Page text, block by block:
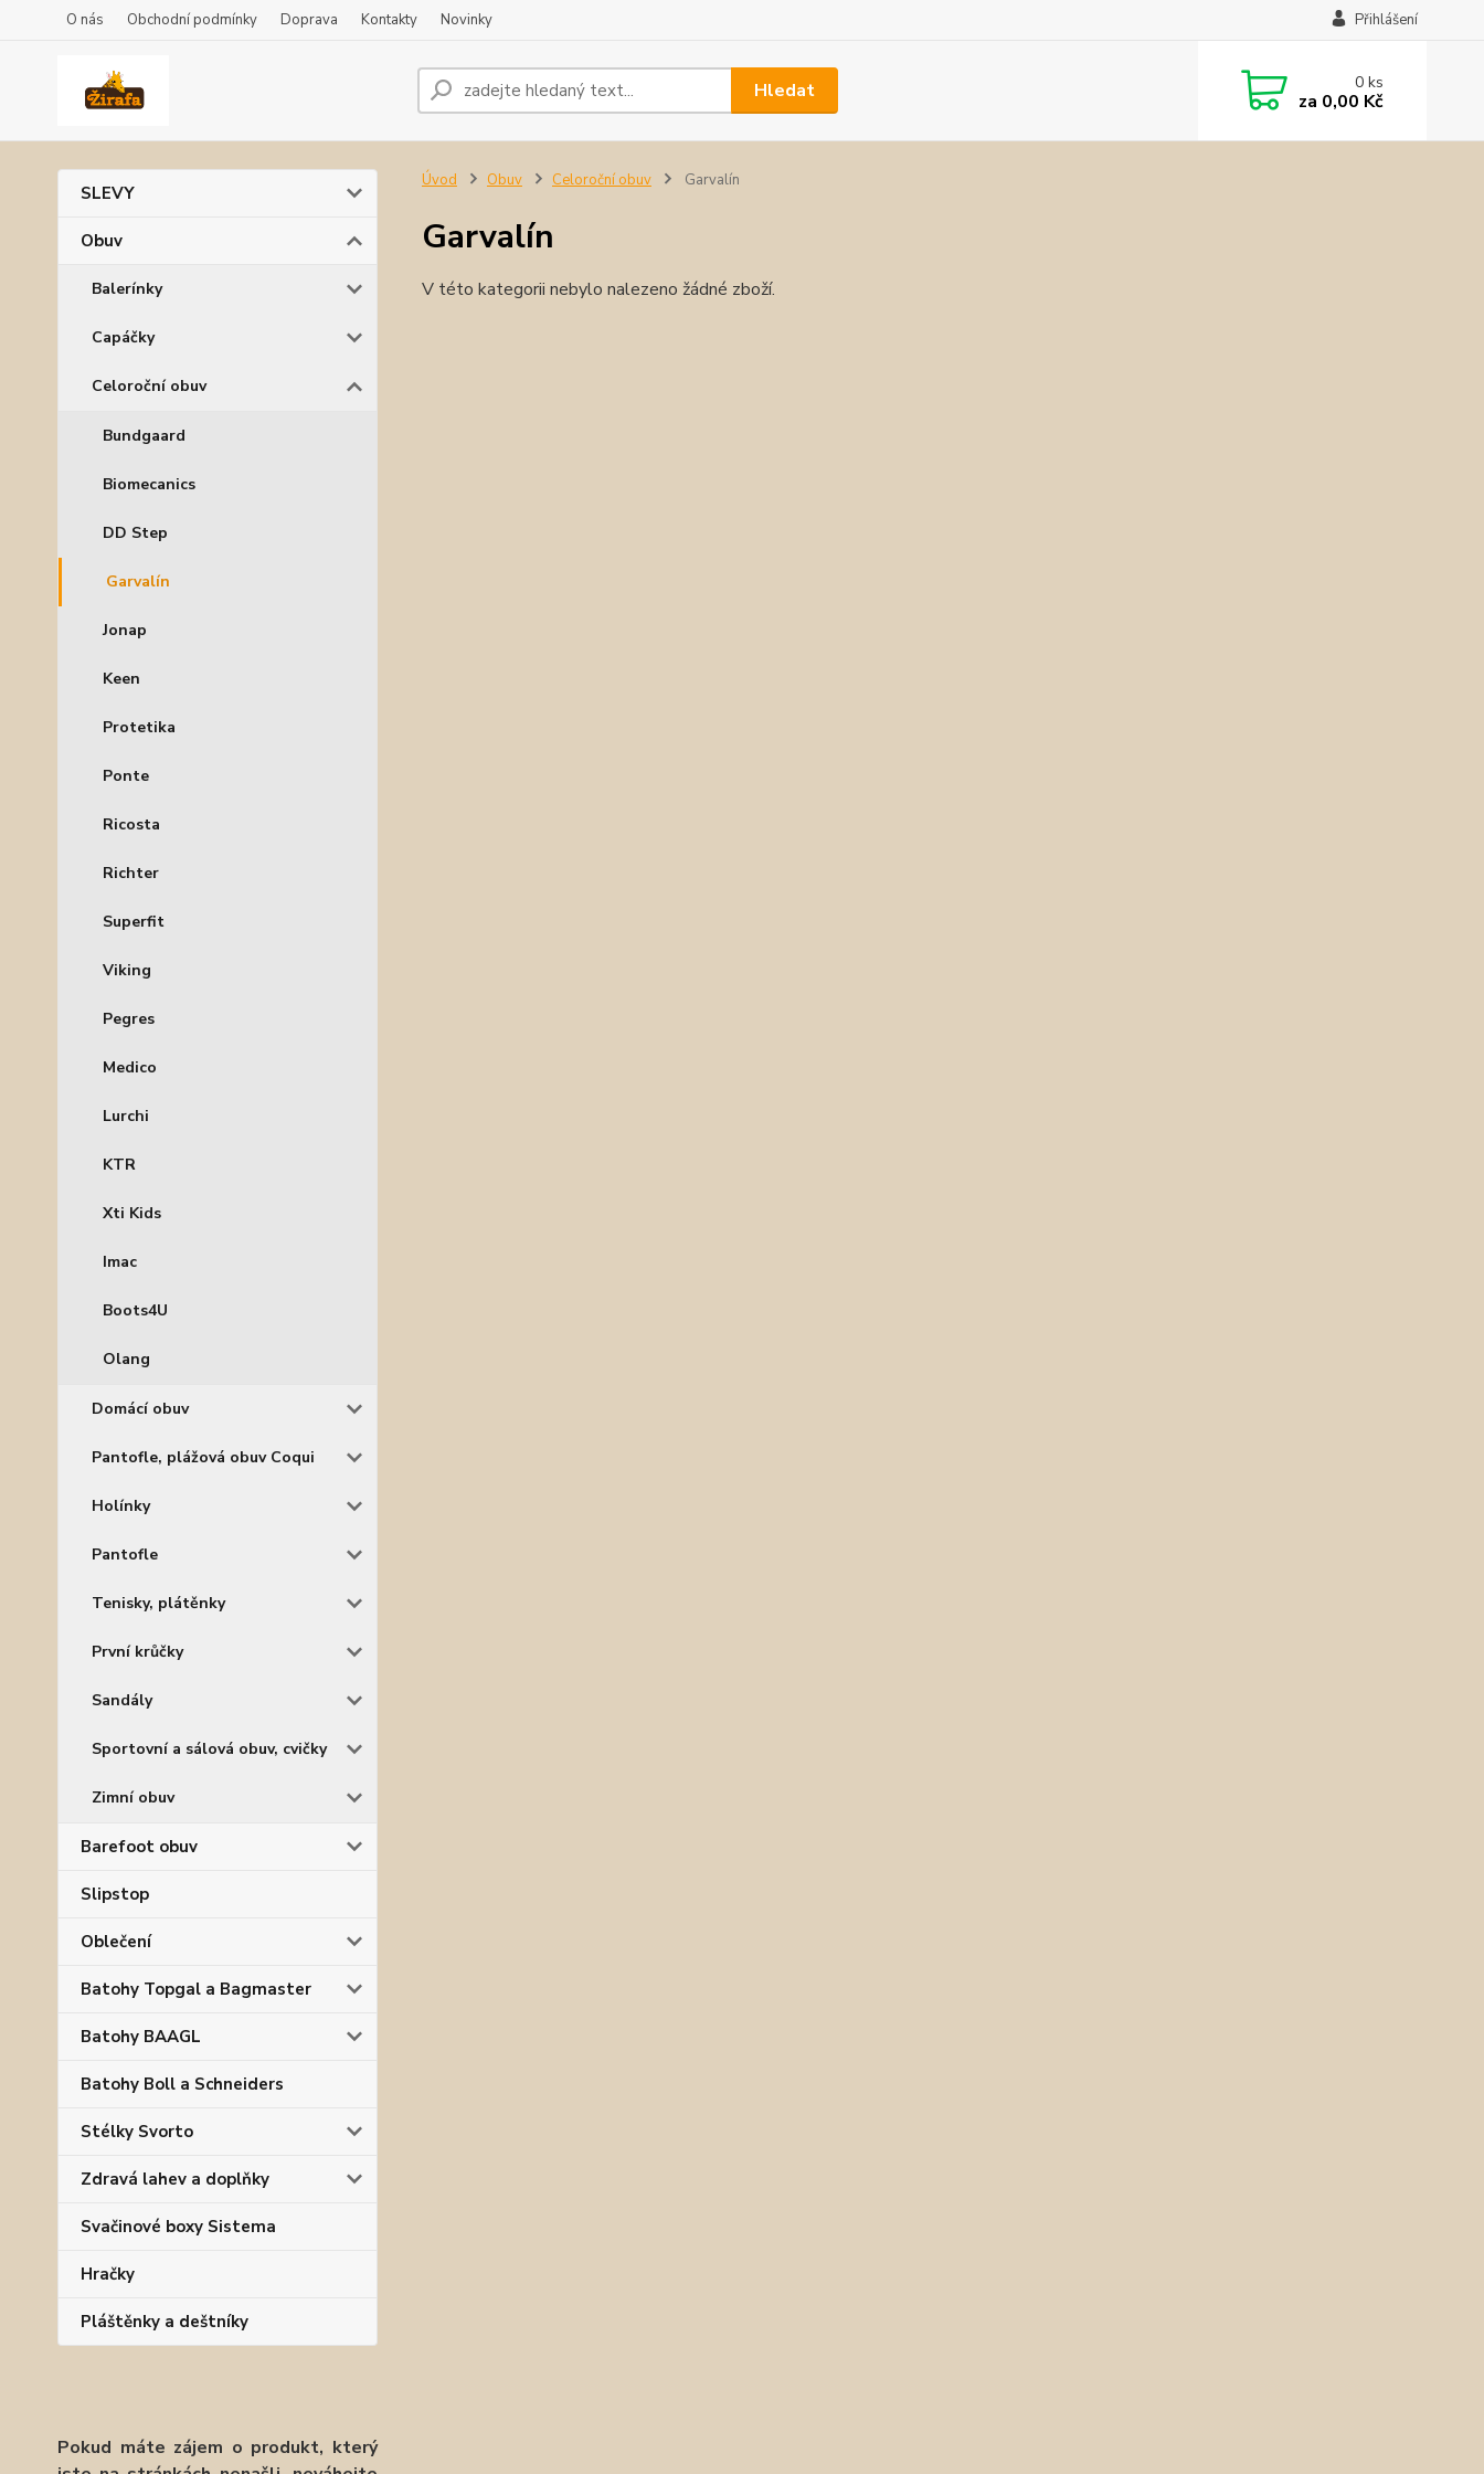
O nás Obchodní podmínky Doprava Kontakty Novinky Přihlášení
Hledat 0ks
za 0,00 Kč
SLEVY
Obuv
Balerínky
Capáčky
Celoroční obuv
Bundgaard
Biomecanics
DD Step
Garvalín
Jonap
Keen
Protetika
Ponte
Ricosta
Richter
Superfit
Viking
Pegres
Medico
Lurchi
KTR
Xti Kids
Imac
Boots4U
Olang
Domácí obuv
Pantofle, plážová obuv Coqui
Holínky
Pantofle
Tenisky, plátěnky
První krůčky
Sandály
Sportovní a sálová obuv, cvičky
Zimní obuv
Barefoot obuv
Slipstop
Oblečení
Batohy Topgal a Bagmaster
Batohy BAAGL
Batohy Boll a Schneiders
Stélky Svorto
Zdravá lahev a doplňky
Svačinové boxy Sistema
Hračky
Pláštěnky a deštníky
Pokud máte zájem o produkt, který
Úvod Obuv Celoroční obuv Garvalín
Garvalín
V této kategorii nebylo nalezeno žádné zboží.